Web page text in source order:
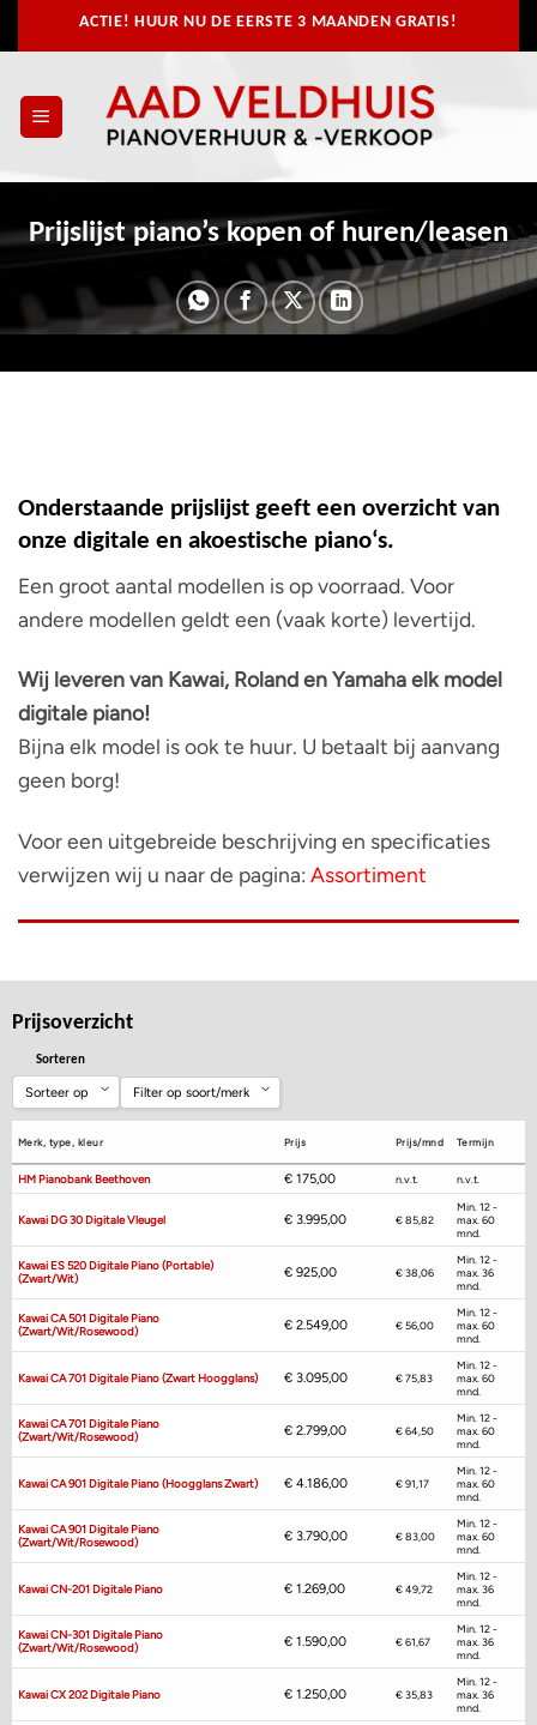
naar
ACTIE! HUUR NU DE EERSTE 3 MAANDEN GRATIS!
Prijslijst piano’s kopen of huren/leasen
Onderstaande prijslijst geeft een overzicht van
onze digitale en akoestische piano‘s.
Een groot aantal modellen is op voorraad. Voor
andere modellen geldt een (vaak korte) levertijd.
Wij leveren van Kawai, Roland en Yamaha elk model
digitale piano!
Bijna elk model is ook te huur. U betaalt bij aanvang
geen borg!
Voor een uitgebreide beschrijving en specificaties
verwijzen wij u naar de pagina: Assortiment
Prijsoverzicht
Sorteren
Sorteer op
Prijs
Merk
Filter op soort/merk
Digitale piano's
Akoestische piano's
Vleugels
Merk, type, kleur Prijs Prijs/mnd Termijn
HM Pianobank Beethoven € 175,00 n.v.t. n.v.t.
Kawai DG 30 Digitale Vleugel € 3.995,00 € 85,82
Min. 12 -
max. 60
mnd.
Kawai ES 520 Digitale Piano (portable)
(zwart/wit)
€ 925,00 € 38,06
Min. 12 -
max. 36
mnd.
Kawai CA 501 Digitale Piano
(zwart/wit/rosewood)
€ 2.549,00 € 56,00
Min. 12 -
max. 60
mnd.
Kawai CA 701 Digitale Piano (zwart Hoogglans) € 3.095,00 € 75,83
Min. 12 -
max. 60
mnd.
Kawai CA 701 Digitale Piano
(zwart/wit/rosewood)
€ 2.799,00 € 64,50
Min. 12 -
max. 60
mnd.
Kawai CA 901 Digitale Piano (hoogglans Zwart) € 4.186,00 € 91,17
Min. 12 -
max. 60
mnd.
Kawai CA 901 Digitale Piano
(zwart/wit/rosewood)
€ 3.790,00 € 83,00
Min. 12 -
max. 60
mnd.
Kawai CN-201 Digitale Piano € 1.269,00 € 49,72
Min. 12 -
max. 36
mnd.
Kawai CN-301 Digitale Piano
(zwart/wit/rosewood)
€ 1.590,00 € 61,67
Min. 12 -
max. 36
mnd.
Kawai CX 202 Digitale Piano € 1.250,00 € 35,83
Min. 12 -
max. 36
mnd.